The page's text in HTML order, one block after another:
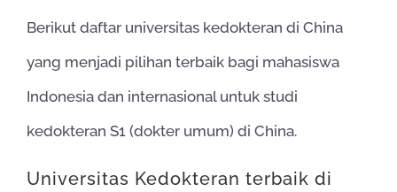
Berikut daftar universitas kedokteran di China
yang menjadi pilihan terbaik bagi mahasiswa
Indonesia dan internasional untuk studi
kedokteran S1 (dokter umum) di China.
Universitas Kedokteran terbaik di